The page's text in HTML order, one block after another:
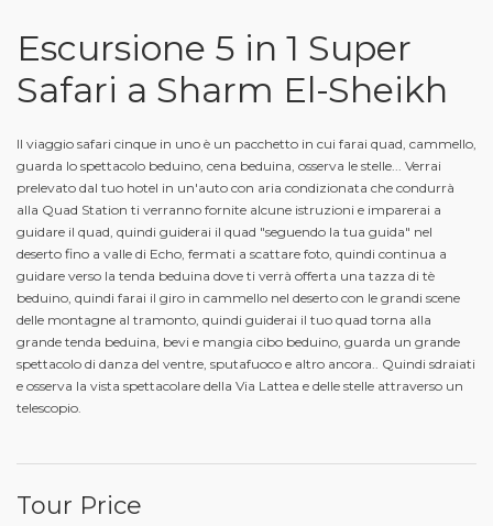
Escursione 5 in 1 Super
Safari a Sharm El-Sheikh
Il viaggio safari cinque in uno è un pacchetto in cui farai quad, cammello,
guarda lo spettacolo beduino, cena beduina, osserva le stelle... Verrai
prelevato dal tuo hotel in un'auto con aria condizionata che condurrà
alla Quad Station ti verranno fornite alcune istruzioni e imparerai a
guidare il quad, quindi guiderai il quad "seguendo la tua guida" nel
deserto fino a valle di Echo, fermati a scattare foto, quindi continua a
guidare verso la tenda beduina dove ti verrà offerta una tazza di tè
beduino, quindi farai il giro in cammello nel deserto con le grandi scene
delle montagne al tramonto, quindi guiderai il tuo quad torna alla
grande tenda beduina, bevi e mangia cibo beduino, guarda un grande
spettacolo di danza del ventre, sputafuoco e altro ancora.. Quindi sdraiati
e osserva la vista spettacolare della Via Lattea e delle stelle attraverso un
telescopio.
Tour Price